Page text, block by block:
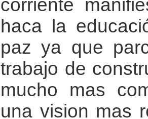
corriente
haca la
paz ya que
trabajo de
mucho mas
una vision mas